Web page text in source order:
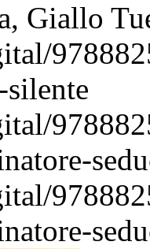
Giallo
silente